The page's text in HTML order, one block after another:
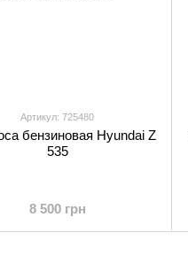
Артикул: 725480
бензиновая Hyundai Z
535
8 500 грн